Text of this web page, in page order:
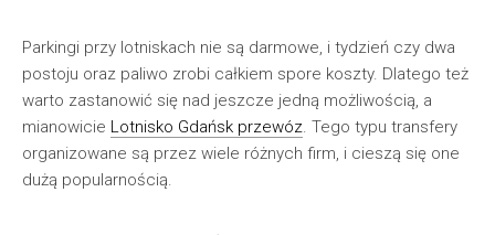
Parkingi przy lotniskach nie są darmowe, i tydzień czy dwa
postoju oraz paliwo zrobi całkiem spore koszty. Dlatego też
warto zastanowić się nad jeszcze jedną możliwością, a
mianowicie Lotnisko Gdańsk przewóz. Tego typu transfery
organizowane są przez wiele różnych firm, i cieszą się one
dużą popularnością.